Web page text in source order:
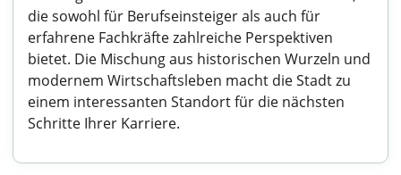
die sowohl für Berufseinsteiger als auch für
erfahrene Fachkräfte zahlreiche Perspektiven
bietet. Die Mischung aus historischen Wurzeln und
modernem Wirtschaftsleben macht die Stadt zu
einem interessanten Standort für die nächsten
Schritte Ihrer Karriere.